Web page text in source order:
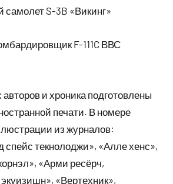
самолет S-3B «Викинг»
F-111C ВВС
авторов и хроника подготовлены
печати. В номере
из журналов:
спейс текнолоджи», «Алле хенс»,
«Арми ресёрч,
«Вертехник»,